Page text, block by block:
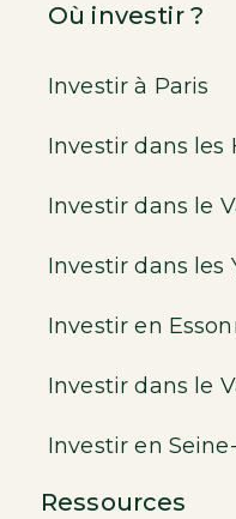
Où investir ?
Investir à Paris
Investir dans les
Investir dans le
Investir dans les
Investir en
Investir dans le
Investir en
Ressources